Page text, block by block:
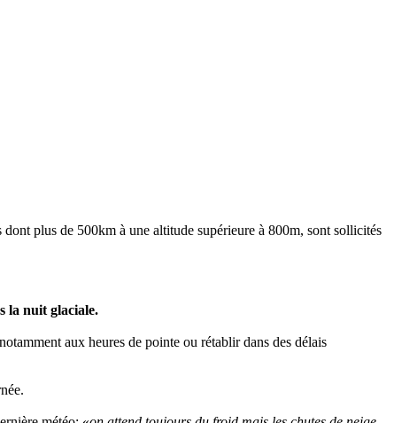
plus de 500km à une altitude supérieure à 800m, sont sollicités
la nuit glaciale.
aux heures de pointe ou rétablir dans des délais